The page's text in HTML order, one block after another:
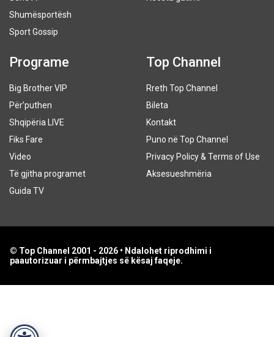
Shumësportësh
Sport Gossip
Programe
Big Brother VIP
Për’puthen
Shqipëria LIVE
Fiks Fare
Video
Të gjitha programet
Guida TV
Top Channel
Rreth Top Channel
Bileta
Kontakt
Puno në Top Channel
Privacy Policy & Terms of Use
Aksesueshmëria
© Top Channel 2001 - 2026 • Ndalohet riprodhimi i
paautorizuar i përmbajtjes së kësaj faqeje.